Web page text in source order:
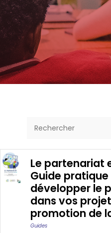
Le partenariat
Guide
développer le
dans vos
promotion de
Guides